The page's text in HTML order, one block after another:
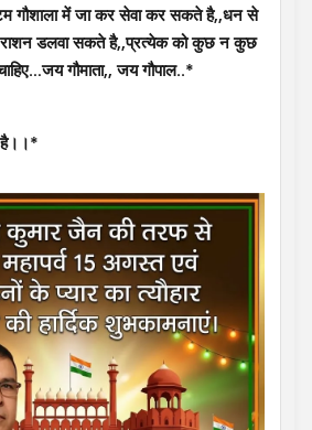
गौशाला में जा कर सेवा कर सकते है,,धन से
डलवा सकते है,,प्रत्येक को कुछ न कुछ
गौमाता,, जय गौपाल..*
है।।*